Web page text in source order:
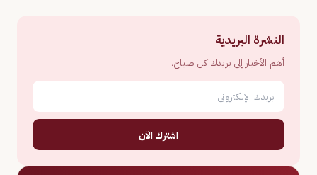
النشرة البريدية
أهم الأخبار إلى بريدك كل صباح.
اشترك الآن